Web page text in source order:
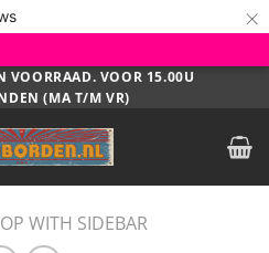
×
VOORRAAD. VOOR 15.00U
(MA T/M VR)
WITH SIDEBAR